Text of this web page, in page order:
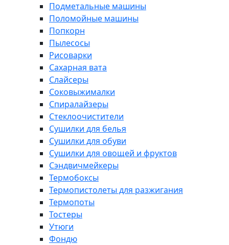
Подметальные машины
Поломойные машины
Попкорн
Пылесосы
Рисоварки
Сахарная вата
Слайсеры
Соковыжималки
Спиралайзеры
Стеклоочистители
Сушилки для белья
Сушилки для обуви
Сушилки для овощей и фруктов
Сэндвичмейкеры
Термобоксы
Термопистолеты для разжигания
Термопоты
Тостеры
Утюги
Фондю